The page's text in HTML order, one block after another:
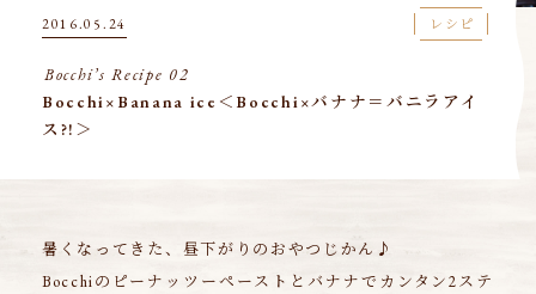
2016.05.24 レシピ
Bocchi’s Recipe 02
Bocchi×Banana ice＜Bocchi×バナナ＝バニラアイ
ス?!＞
暑くなってきた、昼下がりのおやつじかん♪
Bocchiのピーナッツーペーストとバナナでカンタン2ステ